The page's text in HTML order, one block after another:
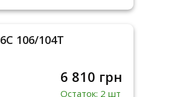
106/104T
6 810 грн
Остаток: 2 шт